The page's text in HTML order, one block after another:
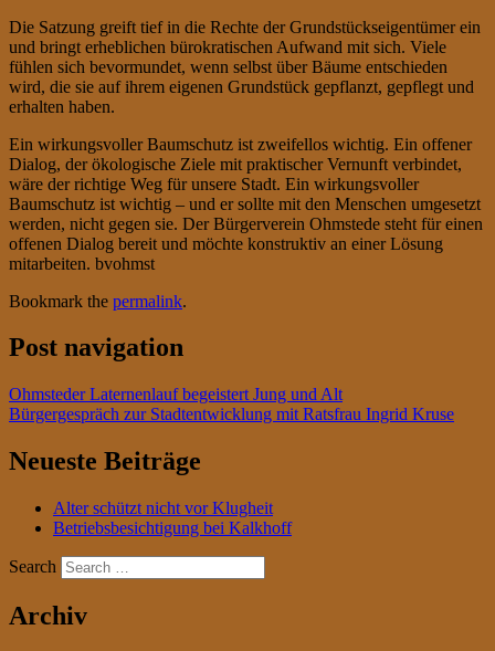
Die Satzung greift tief in die Rechte der Grundstückseigentümer ein
und bringt erheblichen bürokratischen Aufwand mit sich. Viele
fühlen sich bevormundet, wenn selbst über Bäume entschieden
wird, die sie auf ihrem eigenen Grundstück gepflanzt, gepflegt und
erhalten haben.
Ein wirkungsvoller Baumschutz ist zweifellos wichtig. Ein offener
Dialog, der ökologische Ziele mit praktischer Vernunft verbindet,
wäre der richtige Weg für unsere Stadt. Ein wirkungsvoller
Baumschutz ist wichtig – und er sollte mit den Menschen umgesetzt
werden, nicht gegen sie. Der Bürgerverein Ohmstede steht für einen
offenen Dialog bereit und möchte konstruktiv an einer Lösung
mitarbeiten. bvohmst
Bookmark the permalink.
Post navigation
Ohmsteder Laternenlauf begeistert Jung und Alt
Bürgergespräch zur Stadtentwicklung mit Ratsfrau Ingrid Kruse
Neueste Beiträge
Alter schützt nicht vor Klugheit
Betriebsbesichtigung bei Kalkhoff
Search
Archiv